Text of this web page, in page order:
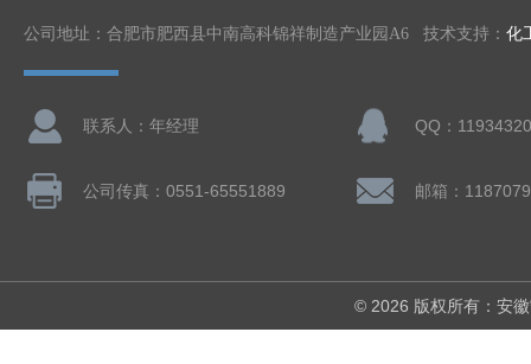
公司地址：合肥市肥西县中南高科锦祥制造产业园A6 技术支持： 化
联系人：年经理 QQ：
公司传真：0551-65551889 邮箱：
© 2026 版权所有：安